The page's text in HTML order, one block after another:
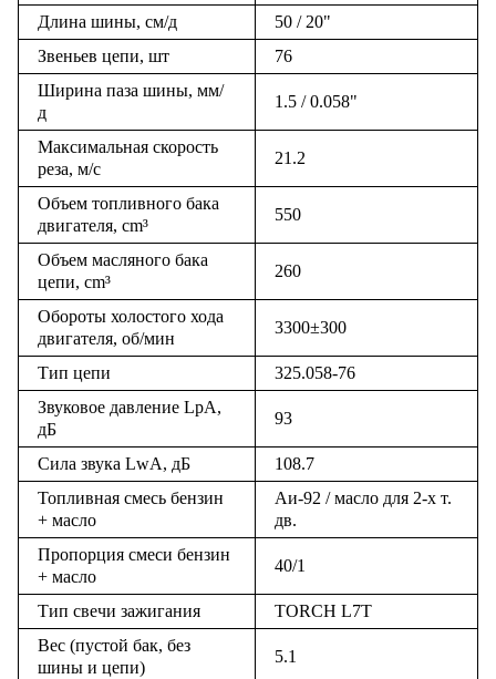
Длина шины, см/д
50 / 20"
Звеньев цепи, шт
76
Ширина паза шины, мм/
д
1.5 / 0.058"
Максимальная скорость
реза, м/с
21.2
Объем топливного бака
двигателя, cm³
550
Объем масляного бака
цепи, cm³
260
Обороты холостого хода
двигателя, об/мин
3300±300
Тип цепи
325.058-76
Звуковое давление LpA,
дБ
93
Сила звука LwA, дБ
108.7
Топливная смесь бензин
+ масло
Аи-92 / масло для 2-х т.
дв.
Пропорция смеси бензин
+ масло
40/1
Тип свечи зажигания
TORCH L7T
Вес (пустой бак, без
шины и цепи)
5.1